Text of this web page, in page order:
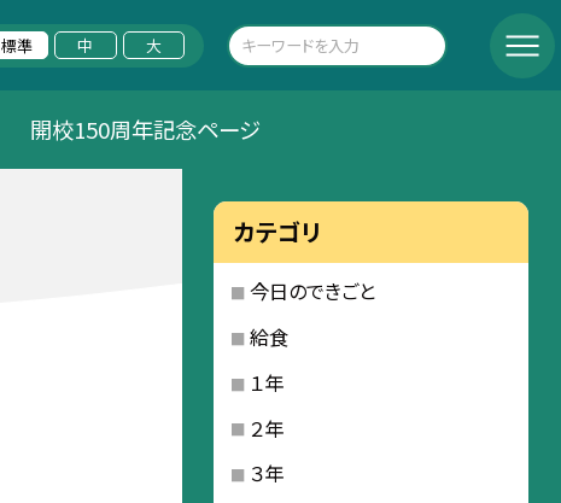
標準 中 大
開校150周年記念ページ
カテゴリ
今日のできごと
給食
１年
２年
３年